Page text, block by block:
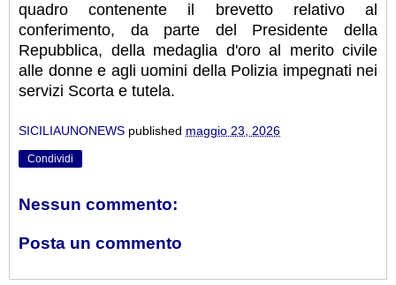
quadro contenente il brevetto relativo al
conferimento, da parte del Presidente della
Repubblica, della medaglia d'oro al merito civile
alle donne e agli uomini della Polizia impegnati nei
servizi Scorta e tutela.
SICILIAUNONEWS published maggio 23, 2026
Condividi
Nessun commento:
Posta un commento